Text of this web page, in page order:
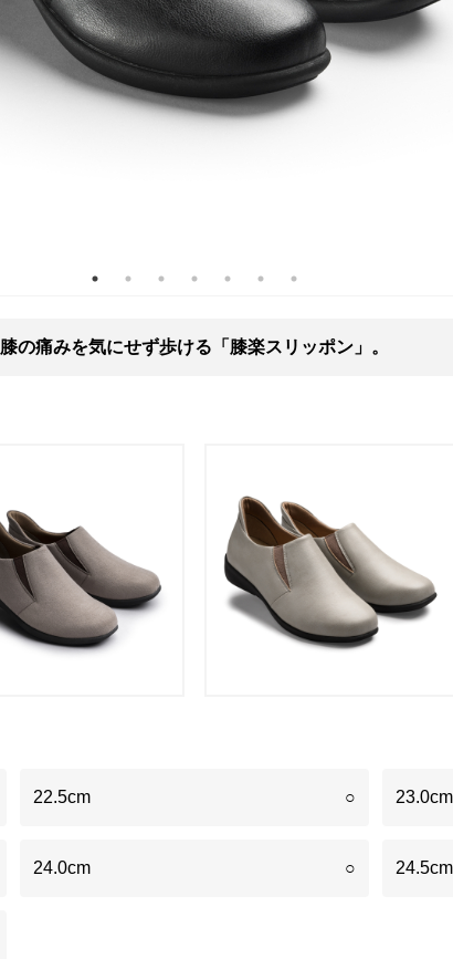
膝の痛みを気にせず歩ける「膝楽スリッポン」。
22.5cm ○ 23.0cm
24.0cm ○ 24.5cm